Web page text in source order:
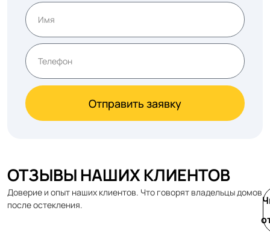
Отправить заявку
ОТЗЫВЫ НАШИХ КЛИЕНТОВ
Доверие и опыт наших клиентов. Что говорят владельцы домов
после остекления.